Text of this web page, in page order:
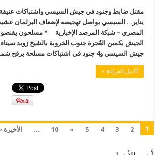
يناير. . السيسي يواصل تهجيصه لإضعاف البرلمان
المصري – شبكة المرصد الإخبارية * مسلحون
الجيش بكمين العُجرة جنوب الخروبة بالشيخ زويد
جيش السيسي و4 جنود في اشتباكات مسلحة برفح شمال سيناء …
أكمل القراءة »
1
2
3
4
5
»
10
... الأخيرة